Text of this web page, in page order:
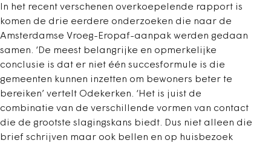
In het recent verschenen overkoepelende rapport is
komen de drie eerdere onderzoeken die naar de
Amsterdamse Vroeg-Eropaf-aanpak werden gedaan
samen. ‘De meest belangrijke en opmerkelijke
conclusie is dat er niet één succesformule is die
gemeenten kunnen inzetten om bewoners beter te
bereiken’ vertelt Odekerken. ‘Het is juist de
combinatie van de verschillende vormen van contact
die de grootste slagingskans biedt. Dus niet alleen die
brief schrijven maar ook bellen en op huisbezoek